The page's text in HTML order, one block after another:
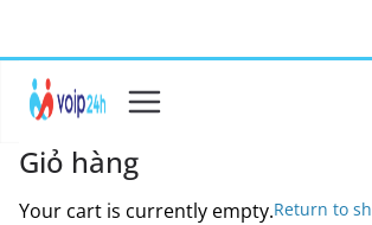
Giỏ hàng
Your cart is currently empty.Return to